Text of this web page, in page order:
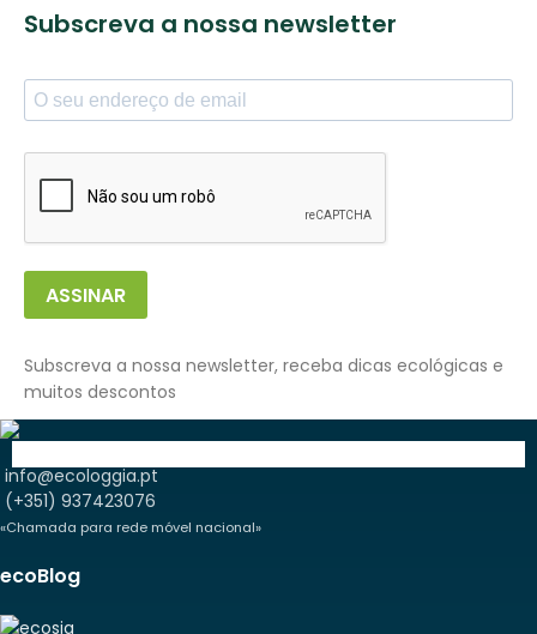
Subscreva a nossa newsletter
ASSINAR
Subscreva a nossa newsletter, receba dicas ecológicas e
muitos descontos
info@ecologgia.pt
(+351) 937423076
«Chamada para rede móvel nacional»
ecoBlog